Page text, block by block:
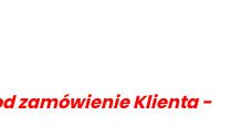
zamówienie Klienta -